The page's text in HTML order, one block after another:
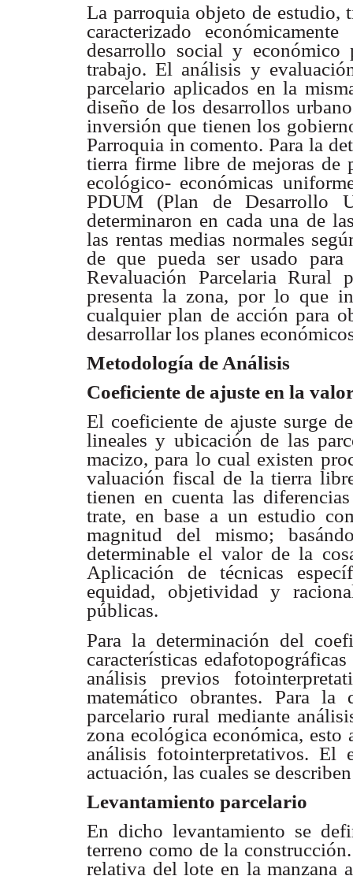
La parroquia objeto de estudio,
caracterizado
desarrollo social y económico
trabajo. El análisis y
parcelario aplicados en la
diseño de los desarrollos
inversión que tienen los
Parroquia in comento.Para la
tierra firme libre de mejoras de
ecológico- económicas
PDUM (Plan de Desarrollo
determinaron en cada una de
las rentas medias normales
de que pueda ser usado
Revaluación Parcelaria
presenta la zona, por lo que
cualquier plan de acción para
desarrollar los planes
Metodología de Análisis
Coeficiente de ajuste en la
El coeficiente de ajuste surge
lineales y ubicación de las
macizo, para lo cual existen
valuación fiscal de la tierra
tienen en cuenta las
trate, en base a un estudio
magnitud del mismo;
determinable el valor de la
Aplicación de técnicas
equidad, objetividad y
públicas.
Para la determinación del
características
análisis previos
matemático obrantes. Para la
parcelario rural mediante
zona ecológica económica, esto
análisis fotointerpretativos. El
actuación, las cuales se
Levantamiento parcelario
En dicho levantamiento se
terreno como de la
relativa del lote en la manzana